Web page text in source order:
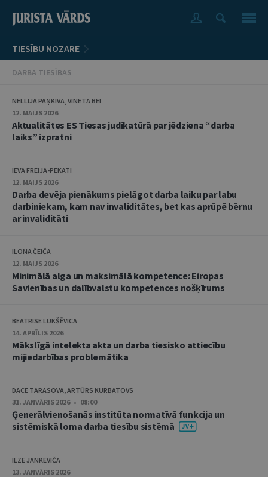
TIESĪBU NOZARE
DARBA TIESĪBAS
NELLIJA PAŅKIVA, VINETA BEI
12. MAIJS 2026
Aktualitātes ES Tiesas judikatūrā par jēdziena “darba
laiks” izpratni
IEVA FREIJA-PEKATI
12. MAIJS 2026
Darba devēja pienākums pielāgot darba laiku par labu
darbiniekam, kam nav invaliditātes, bet kas aprūpē bērnu
ar invaliditāti
ILONA ČEIČA
12. MAIJS 2026
Minimālā alga un maksimālā kompetence: Eiropas
Savienības un dalībvalstu kompetences nošķīrums
BEATRISE LUKŠĒVICA
14. APRĪLIS 2026
Mākslīgā intelekta akta un darba tiesisko attiecību
mijiedarbības problemātika
DACE TARASOVA, ARTŪRS KURBATOVS
31. JANVĀRIS 2026 • 08:00
Ģenerālvienošanās institūta normatīvā funkcija un
sistēmiskā loma darba tiesību sistēmā
ILZE JANKEVIČA
13. JANVĀRIS 2026